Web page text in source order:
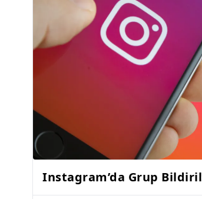
Instagram’da Grup